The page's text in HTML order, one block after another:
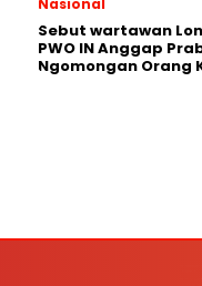
Nasional
Sebut wartawan
PWO IN Anggap
Ngomongan Orang